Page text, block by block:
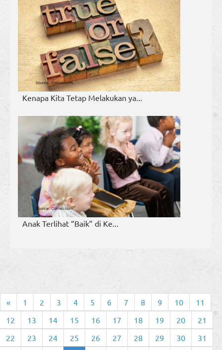
Kenapa Kita Tetap Melakukan ya...
Anak Terlihat “Baik” di Ke...
« 1 2 3 4 5 6 7 8 9 10
11
12
13 14 15 16 17 18 19 20
21
22
23 24 25 26 27 28 29 30
31